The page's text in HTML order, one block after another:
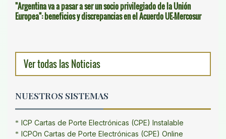
"Argentina va a pasar a ser un socio privilegiado de la Unión
Europea": beneficios y discrepancias en el Acuerdo UE-Mercosur
Ver todas las Noticias
NUESTROS SISTEMAS
ICP Cartas de Porte Electrónicas (CPE) Instalable
ICPOn Cartas de Porte Electrónicas (CPE) Online